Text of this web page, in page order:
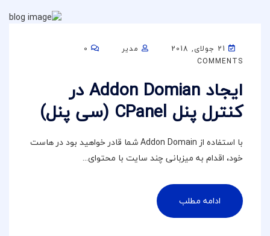
مدیر
0
COMMENTS
ایجاد Addon Domian در
کنترل پنل CPanel (سی پنل)
با استفاده از Addon Domain شما قادر خواهید بود در هاست
خود، اقدام به میزبانی چند سایت با محتوای...
ادامه مطلب